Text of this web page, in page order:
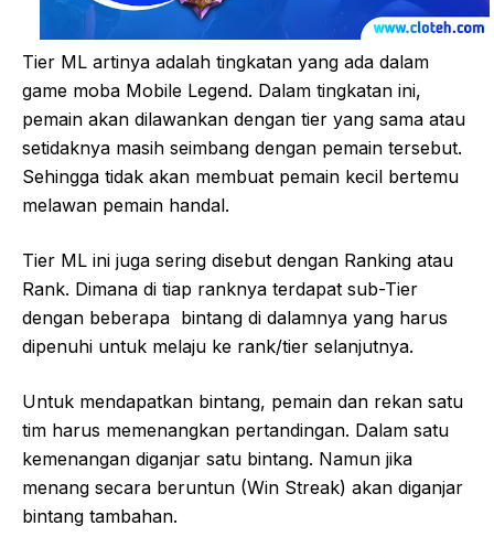
Tier ML artinya adalah tingkatan yang ada dalam
game moba Mobile Legend. Dalam tingkatan ini,
pemain akan dilawankan dengan tier yang sama atau
setidaknya masih seimbang dengan pemain tersebut.
Sehingga tidak akan membuat pemain kecil bertemu
melawan pemain handal.
Tier ML ini juga sering disebut dengan Ranking atau
Rank. Dimana di tiap ranknya terdapat sub-Tier
dengan beberapa bintang di dalamnya yang harus
dipenuhi untuk melaju ke rank/tier selanjutnya.
Untuk mendapatkan bintang, pemain dan rekan satu
tim harus memenangkan pertandingan. Dalam satu
kemenangan diganjar satu bintang. Namun jika
menang secara beruntun (Win Streak) akan diganjar
bintang tambahan.